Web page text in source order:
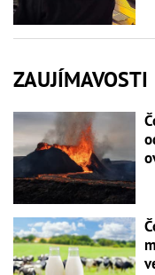
ZAUJÍMAVOSTI